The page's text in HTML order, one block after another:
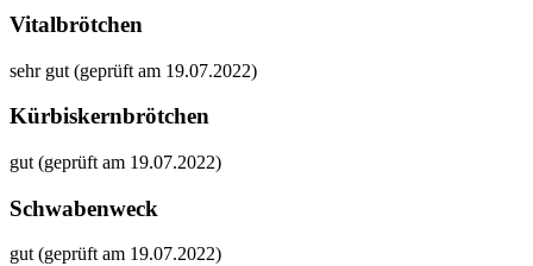
Vitalbrötchen
sehr gut (geprüft am 19.07.2022)
Kürbiskernbrötchen
gut (geprüft am 19.07.2022)
Schwabenweck
gut (geprüft am 19.07.2022)